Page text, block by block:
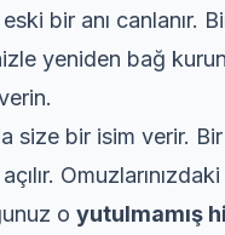
bir anı canlanır.
yeniden bağ
size bir isim verir.
o yutulmamış